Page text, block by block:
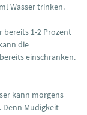
Wasser trinken.
bereits 1-2 Prozent
die
einschränken.
kann morgens
Denn Müdigkeit